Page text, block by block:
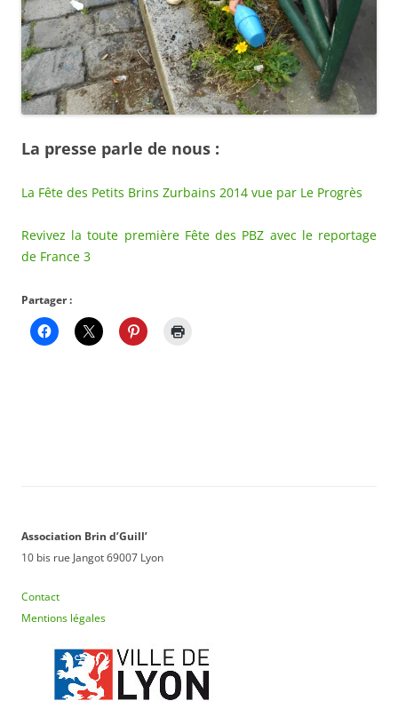
La presse parle de nous :
La Fête des Petits Brins Zurbains 2014 vue par Le Progrès
Revivez la toute première Fête des PBZ avec le reportage
de France 3
Partager :
Association Brin d’Guill’
10 bis rue Jangot 69007 Lyon
Contact
Mentions légales